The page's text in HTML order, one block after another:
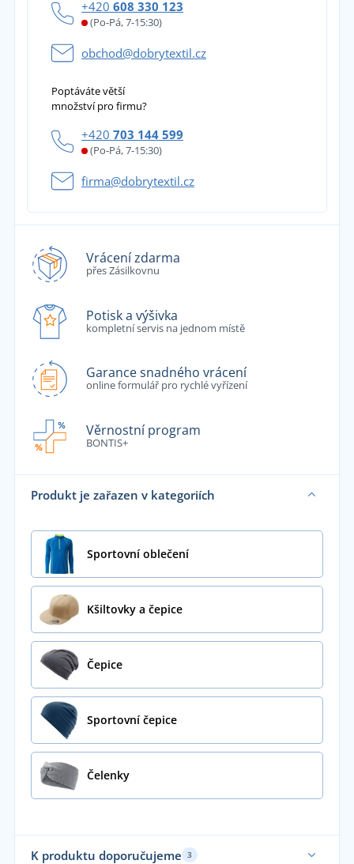
+420 608 330 123
(Po-Pá, 7-15:30)
obchod@dobrytextil.cz
Poptáváte větší
množství pro firmu?
+420 703 144 599
(Po-Pá, 7-15:30)
firma@dobrytextil.cz
Vrácení zdarma
přes Zásilkovnu
Potisk a výšivka
kompletní servis na jednom místě
Garance snadného vrácení
online formulář pro rychlé vyřízení
Věrnostní program
BONTIS+
Produkt je zařazen v kategoriích
Sportovní oblečení
Kšiltovky a čepice
Čepice
Sportovní čepice
Čelenky
K produktu doporučujeme 3